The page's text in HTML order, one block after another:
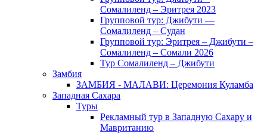
Cомалиленд – Эритрея 2023
Групповой тур: Джибути —
Сомалиленд – Судан
Групповой тур: Эритрея – Джибути –
Сомалиленд – Сомали 2026
Тур Cомалиленд – Джибути
Замбия
ЗАМБИЯ - МАЛАВИ: Церемония Куламба
Западная Сахара
Туры
Рекламный тур в Западную Сахару и
Мавританию